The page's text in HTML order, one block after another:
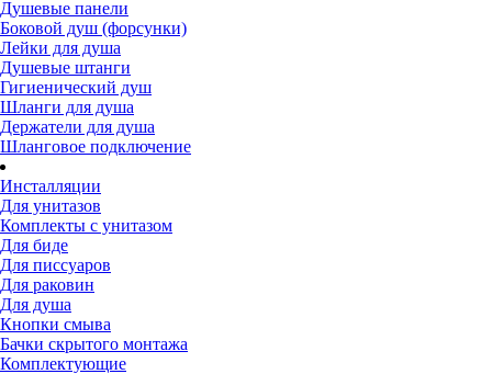
Душевые панели
Боковой душ (форсунки)
Лейки для душа
Душевые штанги
Гигиенический душ
Шланги для душа
Держатели для душа
Шланговое подключение
Инсталляции
Для унитазов
Комплекты с унитазом
Для биде
Для писсуаров
Для раковин
Для душа
Кнопки смыва
Бачки скрытого монтажа
Комплектующие